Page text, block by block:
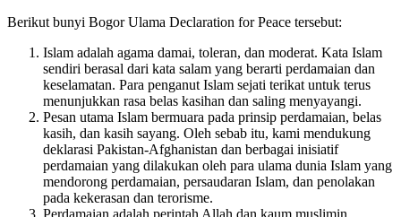
Berikut bunyi Bogor Ulama Declaration for Peace tersebut:
Islam adalah agama damai, toleran, dan moderat. Kata Islam
sendiri berasal dari kata salam yang berarti perdamaian dan
keselamatan. Para penganut Islam sejati terikat untuk terus
menunjukkan rasa belas kasihan dan saling menyayangi.
Pesan utama Islam bermuara pada prinsip perdamaian, belas
kasih, dan kasih sayang. Oleh sebab itu, kami mendukung
deklarasi Pakistan-Afghanistan dan berbagai inisiatif
perdamaian yang dilakukan oleh para ulama dunia Islam yang
mendorong perdamaian, persaudaran Islam, dan penolakan
pada kekerasan dan terorisme.
Perdamaian adalah perintah Allah dan kaum muslimin